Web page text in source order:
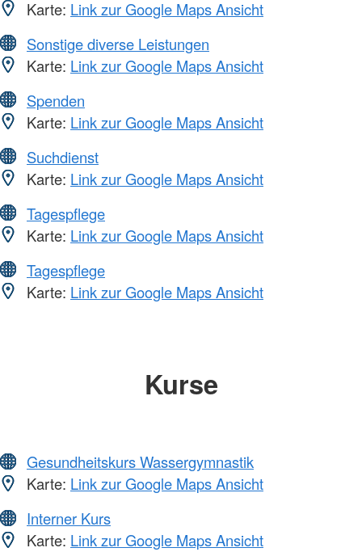
Karte: Link zur Google Maps Ansicht
Sonstige diverse Leistungen
Karte: Link zur Google Maps Ansicht
Spenden
Karte: Link zur Google Maps Ansicht
Suchdienst
Karte: Link zur Google Maps Ansicht
Tagespflege
Karte: Link zur Google Maps Ansicht
Tagespflege
Karte: Link zur Google Maps Ansicht
Kurse
Gesundheitskurs Wassergymnastik
Karte: Link zur Google Maps Ansicht
Interner Kurs
Karte: Link zur Google Maps Ansicht